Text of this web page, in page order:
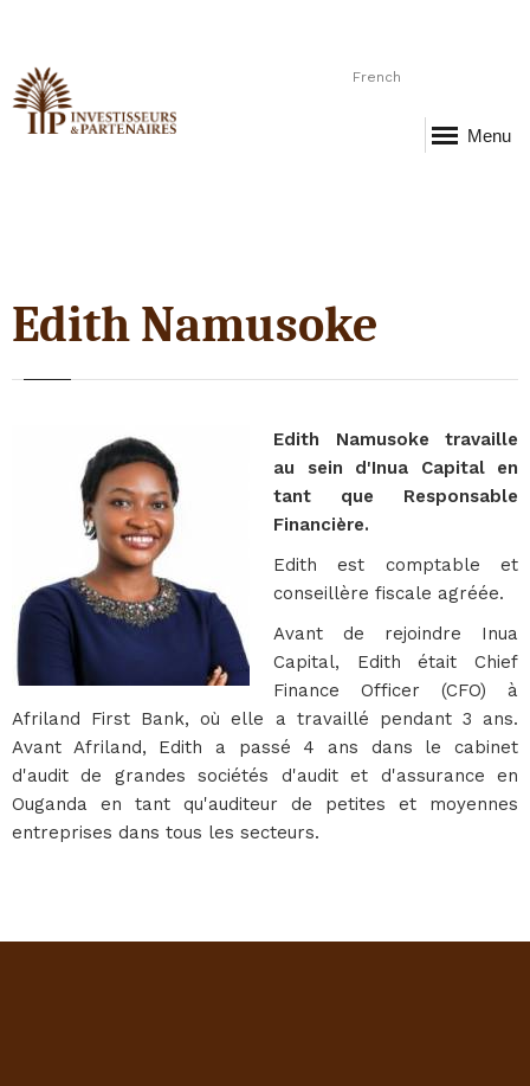
French
Menu
Edith Namusoke
Edith Namusoke travaille
au sein d'Inua Capital en
tant que Responsable
Financière.
Edith est comptable et
conseillère fiscale agréée.
Avant de rejoindre Inua
Capital, Edith était Chief
Finance Officer (CFO) à
Afriland First Bank, où elle a travaillé pendant 3 ans.
Avant Afriland, Edith a passé 4 ans dans le cabinet
d'audit de grandes sociétés d'audit et d'assurance en
Ouganda en tant qu'auditeur de petites et moyennes
entreprises dans tous les secteurs.